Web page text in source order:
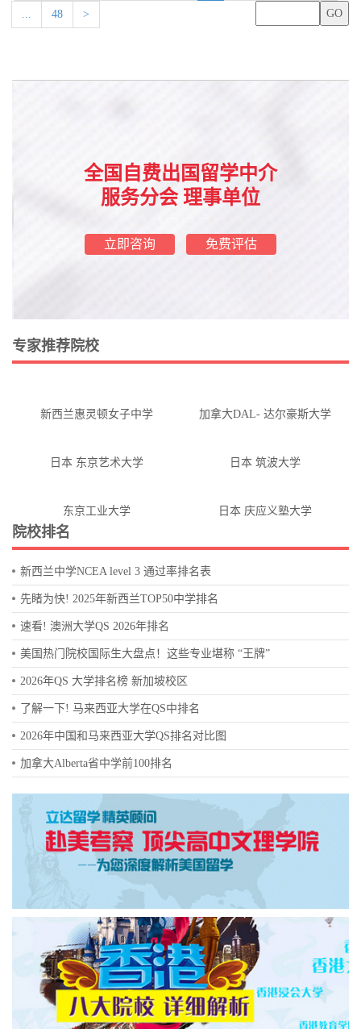
48 >
全国自费出国留学中介
服务分会 理事单位
立即咨询 免费评估
专家推荐院校
新西兰惠灵顿女子中学 加拿大DAL- 达尔豪斯大学
日本 东京艺术大学 日本 筑波大学
东京工业大学 日本 庆应义塾大学
院校排名
新西兰中学NCEA level 3 通过率排名表
先睹为快! 2025年新西兰TOP50中学排名
速看! 澳洲大学QS 2026年排名
美国热门院校国际生大盘点！这些专业堪称 “王牌”
2026年QS 大学排名榜 新加坡校区
了解一下! 马来西亚大学在QS中排名
2026年中国和马来西亚大学QS排名对比图
加拿大Alberta省中学前100排名